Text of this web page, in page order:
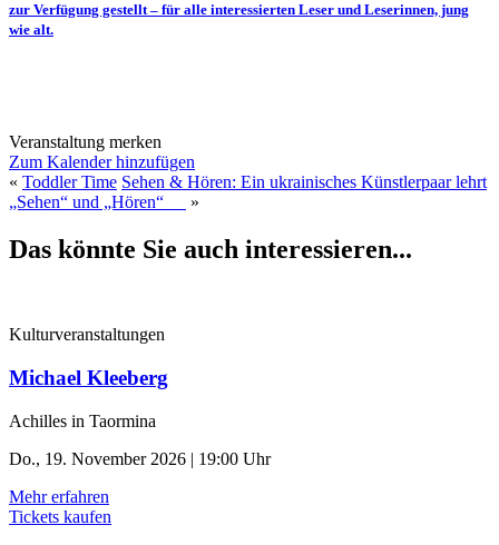
zur Verfügung gestellt – für alle interessierten Leser und Leserinnen, jung
wie alt.
Veranstaltung merken
Zum Kalender hinzufügen
« Toddler Time Sehen & Hören: Ein ukrainisches Künstlerpaar lehrt
„Sehen“ und „Hören“
»
Das könnte Sie auch interessieren...
Kulturveranstaltungen
Michael Kleeberg
Achilles in Taormina
Do., 19. November 2026 | 19:00 Uhr
Mehr erfahren
Tickets kaufen